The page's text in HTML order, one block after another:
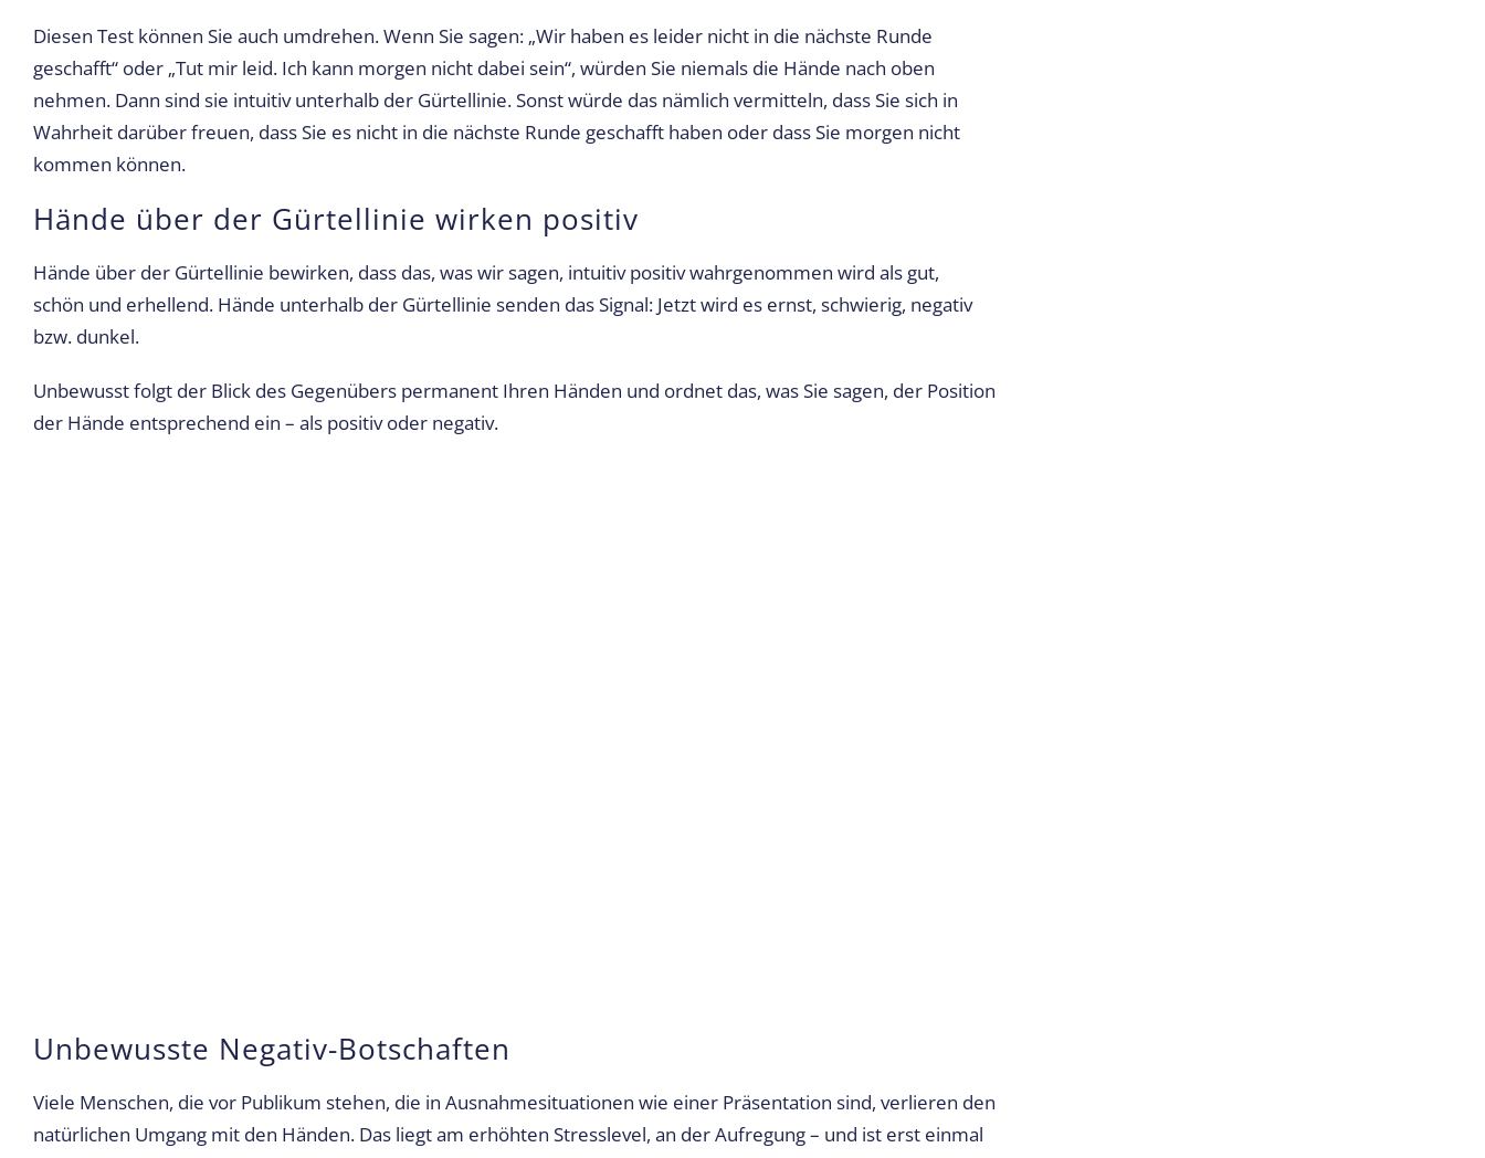
Diesen Test können Sie auch umdrehen. Wenn Sie sagen: „Wir haben es leider nicht in die nächste Runde
geschafft“ oder „Tut mir leid. Ich kann morgen nicht dabei sein“, würden Sie niemals die Hände nach oben
nehmen. Dann sind sie intuitiv unterhalb der Gürtellinie. Sonst würde das nämlich vermitteln, dass Sie sich in
Wahrheit darüber freuen, dass Sie es nicht in die nächste Runde geschafft haben oder dass Sie morgen nicht
kommen können.
Hände über der Gürtellinie wirken positiv
Hände über der Gürtellinie bewirken, dass das, was wir sagen, intuitiv positiv wahrgenommen wird als gut,
schön und erhellend. Hände unterhalb der Gürtellinie senden das Signal: Jetzt wird es ernst, schwierig, negativ
bzw. dunkel.
Unbewusst folgt der Blick des Gegenübers permanent Ihren Händen und ordnet das, was Sie sagen, der Position
der Hände entsprechend ein – als positiv oder negativ.
Unbewusste Negativ-Botschaften
Viele Menschen, die vor Publikum stehen, die in Ausnahmesituationen wie einer Präsentation sind, verlieren den
natürlichen Umgang mit den Händen. Das liegt am erhöhten Stresslevel, an der Aufregung – und ist erst einmal